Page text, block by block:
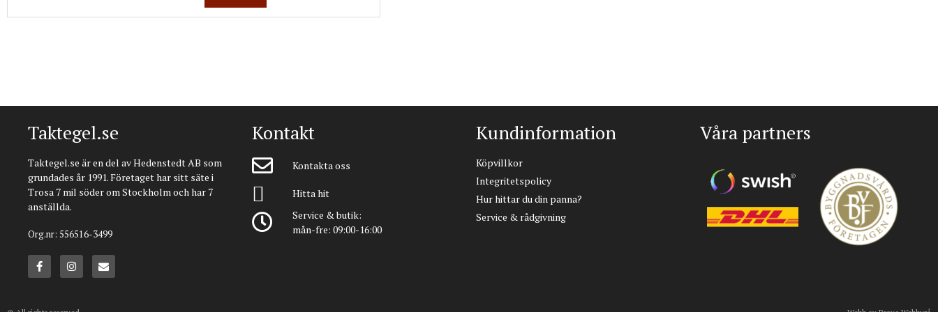
Taktegel.se
Taktegel.se är en del av Hedenstedt AB som
grundades år 1991. Företaget har sitt säte i
Trosa 7 mil söder om Stockholm och har 7
anställda.
Org.nr: 556516-3499
Kontakt
Kontakta oss
Hitta hit
Service & butik:
mån-fre: 09:00-16:00
Kundinformation
Köpvillkor
Integritetspolicy
Hur hittar du din panna?
Service & rådgivning
Våra partners